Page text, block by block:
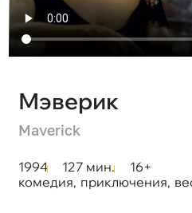
Мэверик
Maverick
1994 127 мин.
16+
комедия, приключения,